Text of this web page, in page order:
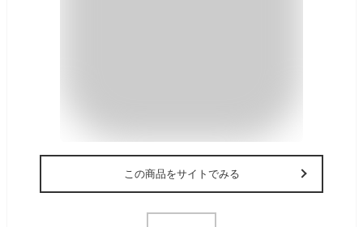
この商品をサイトでみる